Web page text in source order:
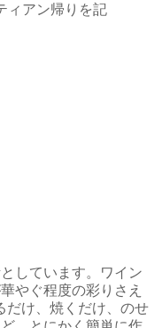
アン帰りを記
しています。ワイン
やぐ程度の彩りさえ
だけ、焼くだけ、のせ